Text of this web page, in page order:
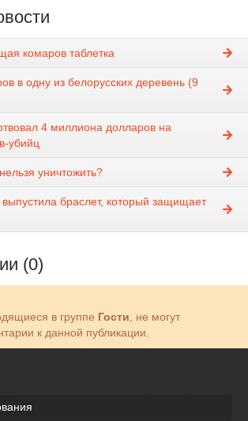
комаров таблетка
в одну из белорусских деревень (9
4 миллиона долларов на
убийц
уничтожить?
браслет, который защищает
(0)
в группе Гости , не могут
к данной публикации.